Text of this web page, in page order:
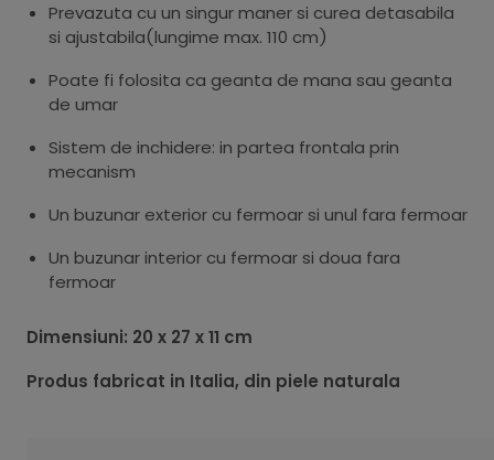
Prevazuta cu un singur maner si curea detasabila
si ajustabila(lungime max. 110 cm)
Poate fi folosita ca geanta de mana sau geanta
de umar
Sistem de inchidere: in partea frontala prin
mecanism
Un buzunar exterior cu fermoar si unul fara fermoar
Un buzunar interior cu fermoar si doua fara
fermoar
Dimensiuni: 20 x 27 x 11 cm
Produs fabricat in Italia, din piele naturala